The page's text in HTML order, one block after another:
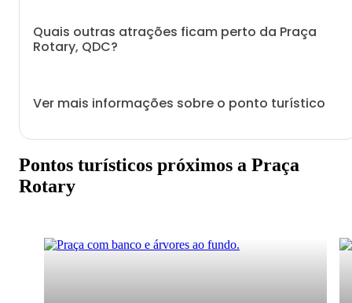
Quais outras atrações ficam perto da Praça
Rotary, QDC?
Ver mais informações sobre o ponto turístico
Pontos turísticos próximos a Praça
Rotary